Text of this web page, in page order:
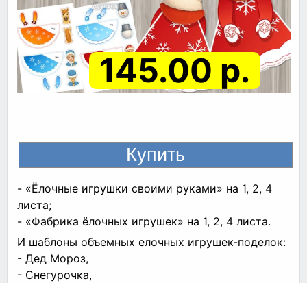
145.00 р.
- «Ёлочные игрушки своими руками» на 1, 2, 4
листа;
- «Фабрика ёлочных игрушек» на 1, 2, 4 листа.
И шаблоны объемных елочных игрушек-поделок:
- Дед Мороз,
- Снегурочка,